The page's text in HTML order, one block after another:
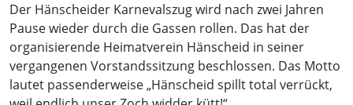
Der Hänscheider Karnevalszug wird nach zwei Jahren
Pause wieder durch die Gassen rollen. Das hat der
organisierende Heimatverein Hänscheid in seiner
vergangenen Vorstandssitzung beschlossen. Das Motto
lautet passenderweise „Hänscheid spillt total verrückt,